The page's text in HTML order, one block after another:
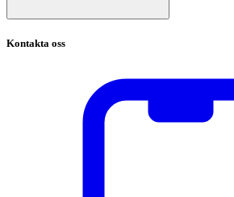
Kontakta oss